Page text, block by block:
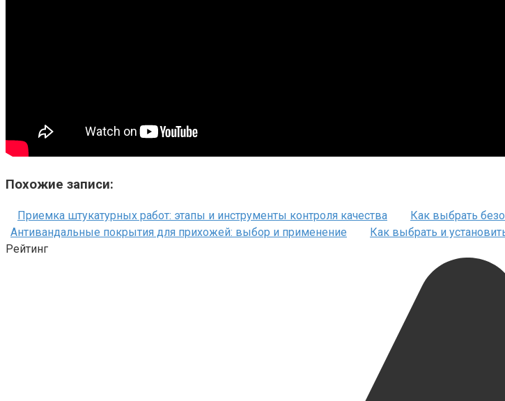
Похожие записи:
Приемка штукатурных работ: этапы и инструменты контроля качества
Как выбрать
Антивандальные покрытия для прихожей: выбор и применение
Как выбрать и
Рейтинг